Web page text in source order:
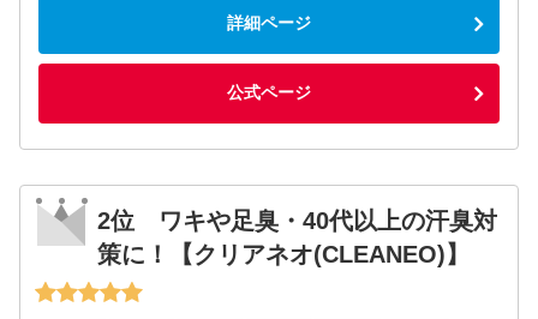
詳細ページ
公式ページ
2位 ワキや足臭・40代以上の汗臭対
策に！【クリアネオ(CLEANEO)】